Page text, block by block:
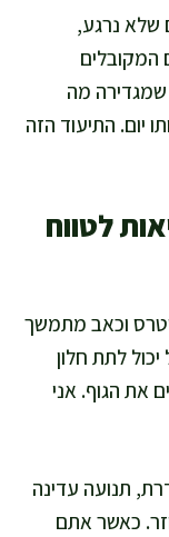
שלא נרגע,
המקובלים
שמגדירה מה
יום. התיעוד הזה
לטווח
סטרס וכאב מתמשך
לתת חלון
את הגוף. אני
תנועה עדינה
כאשר אתם